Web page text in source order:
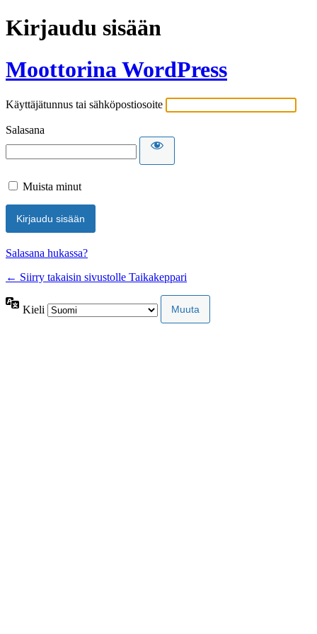
Kirjaudu sisään
Moottorina WordPress
Käyttäjätunnus tai sähköpostiosoite
Salasana
Muista minut
Salasana hukassa?
← Siirry takaisin sivustolle Taikakeppari
Kieli